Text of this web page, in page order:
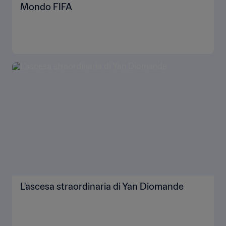
Mondo FIFA
L'ascesa straordinaria di Yan Diomande